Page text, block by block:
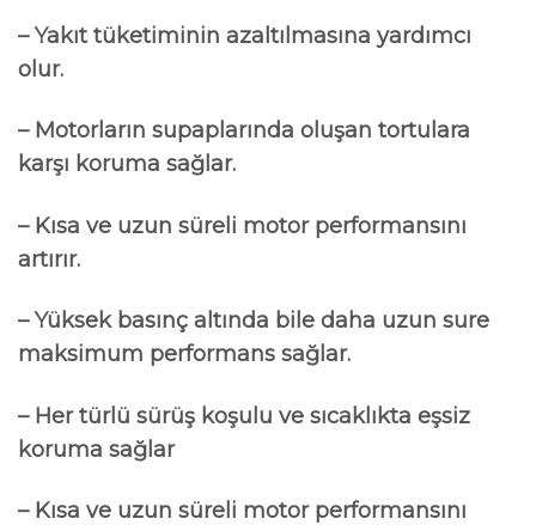
– Yakıt tüketiminin azaltılmasına yardımcı
olur.
– Motorların supaplarında oluşan tortulara
karşı koruma sağlar.
– Kısa ve uzun süreli motor performansını
artırır.
– Yüksek basınç altında bile daha uzun sure
maksimum performans sağlar.
– Her türlü sürüş koşulu ve sıcaklıkta eşsiz
koruma sağlar
– Kısa ve uzun süreli motor performansını